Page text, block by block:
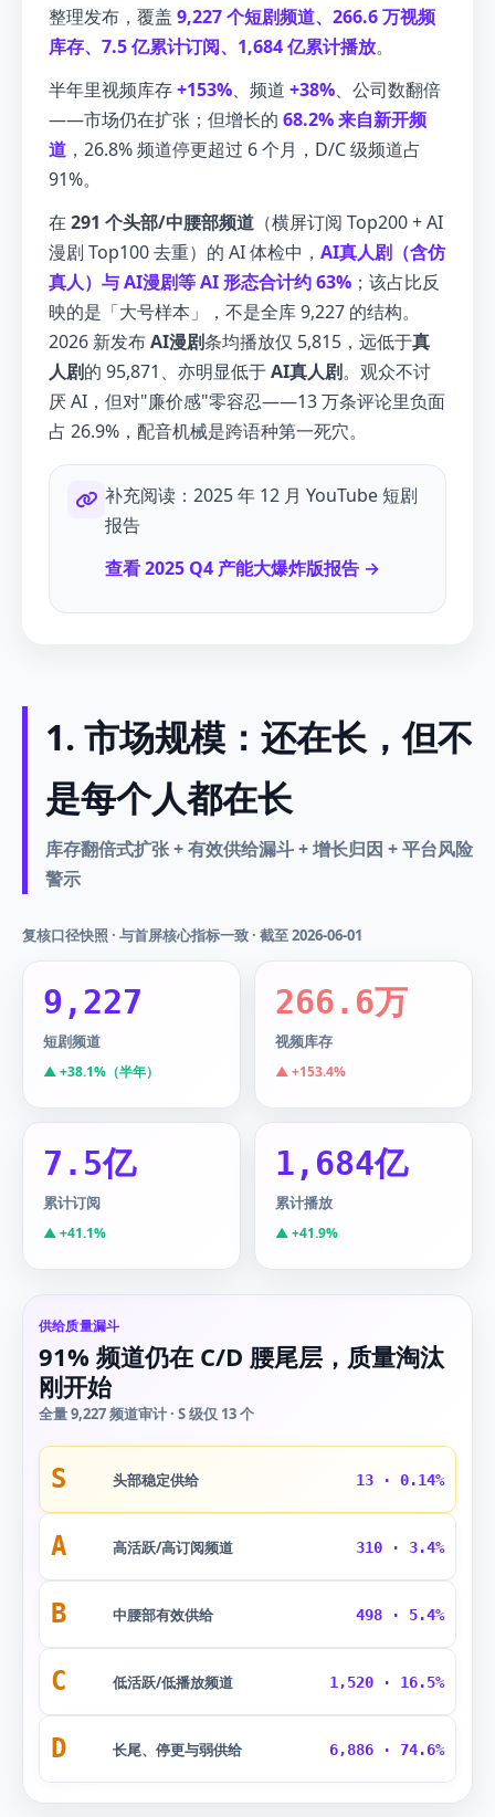
整理发布，覆盖 9,227 个短剧频道、266.6 万视频
库存、7.5 亿累计订阅、1,684 亿累计播放。
半年里视频库存+153%、频道 +38%、公司数翻倍
——市场仍在扩张；但增长的 68.2% 来自新开频
道 ，26.8% 频道停更超过 6 个月，D/C 级频道占
91%。
在 291 个头部/中腰部频道 （横屏订阅 Top200 + AI
漫剧 Top100 去重）的 AI 体检中， AI真人剧（含仿
真人）与 AI漫剧等 AI 形态合计约 63% ；该占比反
映的是「大号样本」，不是全库 9,227 的结构。
2026 新发布AI漫剧条均播放仅 5,815，远低于真
人剧的 95,871、亦明显低于AI真人剧。观众不讨
厌 AI，但对"廉价感"零容忍——13 万条评论里负面
占 26.9%，配音机械是跨语种第一死穴。
补充阅读：2025 年 12 月 YouTube 短剧
报告
查看 2025 Q4 产能大爆炸版报告 →
1. 市场规模：还在长，但不
是每个人都在长
库存翻倍式扩张 + 有效供给漏斗 + 增长归因 + 平台风险
警示
复核口径快照 · 与首屏核心指标一致 · 截至 2026-06-01
9,227
短剧频道
▲ +38.1%（半年）
266.6万
视频库存
▲ +153.4%
7.5亿
累计订阅
▲ +41.1%
1,684亿
累计播放
▲ +41.9%
供给质量漏斗
91% 频道仍在 C/D 腰尾层，质量淘汰
刚开始
全量 9,227 频道审计 · S 级仅 13 个
S 头部稳定供给 13 · 0.14%
A 高活跃/高订阅频道 310 · 3.4%
B 中腰部有效供给 498 · 5.4%
C 低活跃/低播放频道 1,520 · 16.5%
D 长尾、停更与弱供给 6,886 · 74.6%